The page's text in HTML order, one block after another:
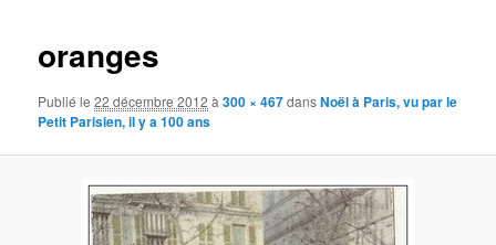
oranges
Publié le22 décembre 2012 à300 × 467dansNoël à Paris, vu par le
Petit Parisien, il y a 100 ans